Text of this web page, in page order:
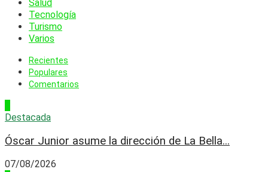
Salud
Tecnología
Turismo
Varios
Recientes
Populares
Comentarios
Destacada
Óscar Junior asume la dirección de La Bella...
07/08/2026